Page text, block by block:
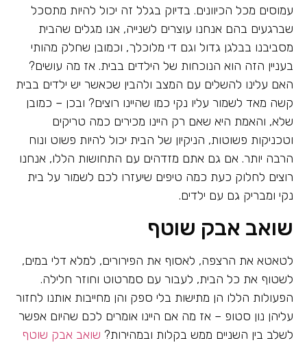
עמוסים מכל הכיוונים. בדיוק בגלל זה יכול להיות מתסכל
שברגעים בהם אנחנו עוצרים לשנייה, אנו מגלים שהבית
מסביבנו בבלגן גדול וגם די מלוכלך, וכמובן שחלק מהותי
בעניין הזה הוא הנוכחות של הילדים בבית. אז מה עושים?
האם עלינו להשלים עם המצב ולהבין שכאשר יש ילדים בבית
קשה מאד לשמור עליו נקי כמו שהיינו רוצים? ובכן – כמובן
שלא, והאמת היא שאם רק היינו מכירים כמה טריקים
וטכניקות פשוטות, הניקיון של הבית יכול להיות פשוט ונוח
הרבה יותר. אם גם אתם מזדהים עם התחושות הללו, אנחנו
רוצים לחלוק כעת כמה טיפים שיעזרו לכם לשמור על בית
נקי ומבריק גם עם ילדים.
שואב אבק שוטף
לטאטא את הרצפה, לאסוף את הפירורים, למלא דלי במים,
לשטוף את כל הבית, לעבור עם סמרטוט וחוזר חלילה.
הפעולות הללו הן מתישות בלי ספק והן מחייבות אותנו לחזור
עליהן נון סטופ – אז מה אם היינו אומרים לכם שהיום אפשר
לשלב בין השניים ממש בקלות ובמהירות? שואב אבק שוטף